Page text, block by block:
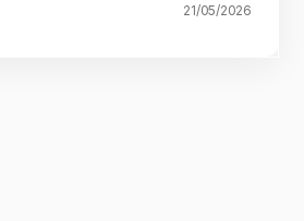
21/05/2026